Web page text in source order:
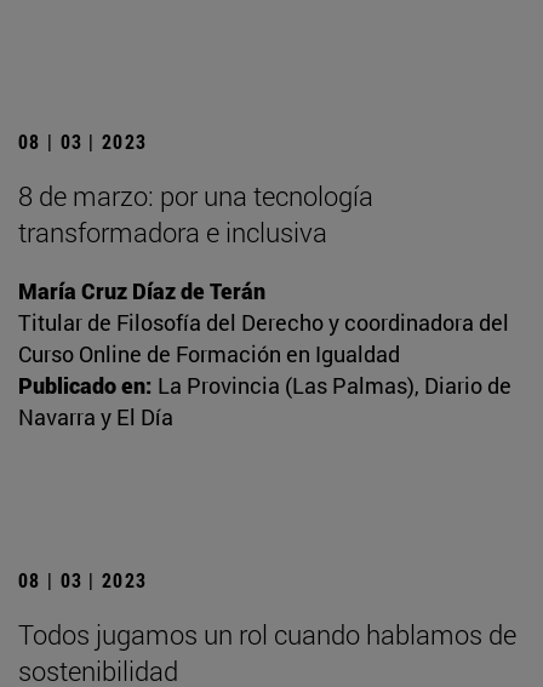
08 | 03 | 2023
8 de marzo: por una tecnología
transformadora e inclusiva
María Cruz Díaz de Terán
Titular de Filosofía del Derecho y coordinadora del
Curso Online de Formación en Igualdad
Publicado en: La Provincia (Las Palmas), Diario de
Navarra y El Día
08 | 03 | 2023
Todos jugamos un rol cuando hablamos de
sostenibilidad